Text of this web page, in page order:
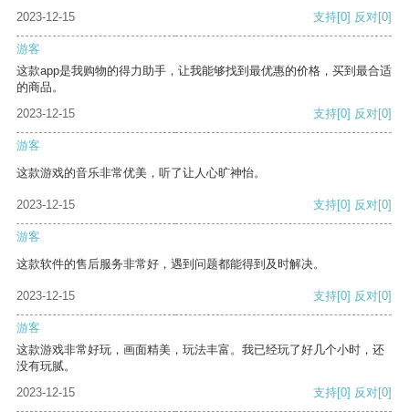
2023-12-15
支持[0] 反对[0]
游客
这款app是我购物的得力助手，让我能够找到最优惠的价格，买到最合适
的商品。
2023-12-15
支持[0] 反对[0]
游客
这款游戏的音乐非常优美，听了让人心旷神怡。
2023-12-15 支持[0] 反对[0]
游客
这款软件的售后服务非常好，遇到问题都能得到及时解决。
2023-12-15 支持[0] 反对[0]
游客
这款游戏非常好玩，画面精美，玩法丰富。我已经玩了好几个小时，还
没有玩腻。
2023-12-15
支持[0] 反对[0]